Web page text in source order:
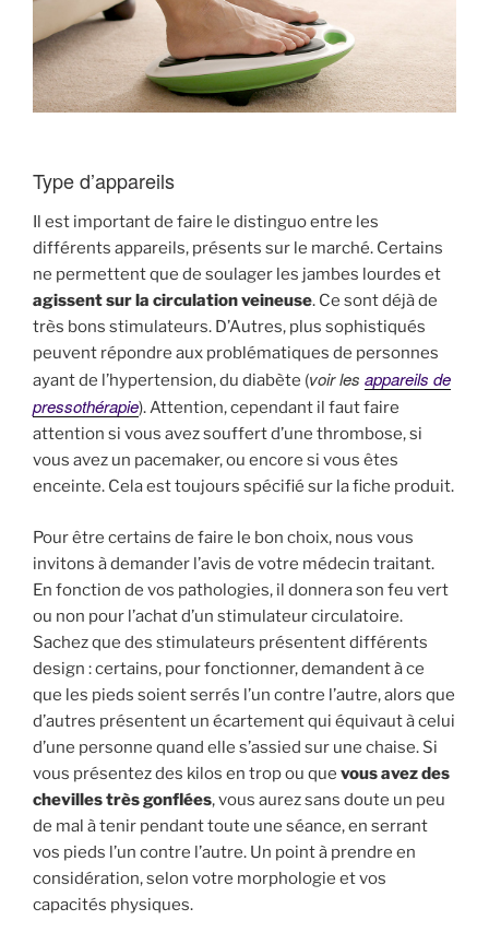
Type d’appareils
Il est important de faire le distinguo entre les
différents appareils, présents sur le marché. Certains
ne permettent que de soulager les jambes lourdes et
agissent sur la circulation veineuse. Ce sont déjà de
très bons stimulateurs. D’Autres, plus sophistiqués
peuvent répondre aux problématiques de personnes
ayant de l’hypertension, du diabète (voir les appareils de
pressothérapie). Attention, cependant il faut faire
attention si vous avez souffert d’une thrombose, si
vous avez un pacemaker, ou encore si vous êtes
enceinte. Cela est toujours spécifié sur la fiche produit.
Pour être certains de faire le bon choix, nous vous
invitons à demander l’avis de votre médecin traitant.
En fonction de vos pathologies, il donnera son feu vert
ou non pour l’achat d’un stimulateur circulatoire.
Sachez que des stimulateurs présentent différents
design : certains, pour fonctionner, demandent à ce
que les pieds soient serrés l’un contre l’autre, alors que
d’autres présentent un écartement qui équivaut à celui
d’une personne quand elle s’assied sur une chaise. Si
vous présentez des kilos en trop ou que vous avez des
chevilles très gonflées, vous aurez sans doute un peu
de mal à tenir pendant toute une séance, en serrant
vos pieds l’un contre l’autre. Un point à prendre en
considération, selon votre morphologie et vos
capacités physiques.